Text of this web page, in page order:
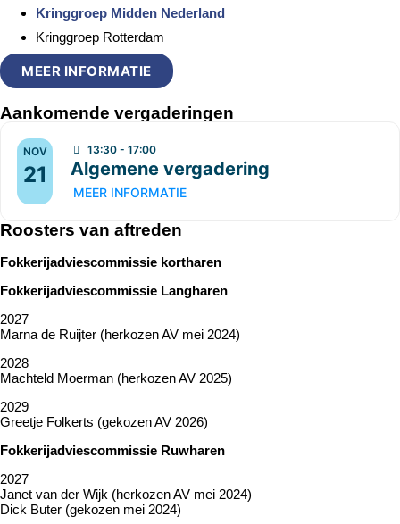
Kringgroep Midden Nederland
Kringgroep Rotterdam
MEER INFORMATIE
Aankomende vergaderingen
NOV
21
13:30 - 17:00
Algemene vergadering
MEER INFORMATIE
Roosters van aftreden
Fokkerijadviescommissie kortharen
Fokkerijadviescommissie Langharen
2027
Marna de Ruijter (herkozen AV mei 2024)
2028
Machteld Moerman (herkozen AV 2025)
2029
Greetje Folkerts (gekozen AV 2026)
Fokkerijadviescommissie Ruwharen
2027
Janet van der Wijk (herkozen AV mei 2024)
Dick Buter (gekozen mei 2024)